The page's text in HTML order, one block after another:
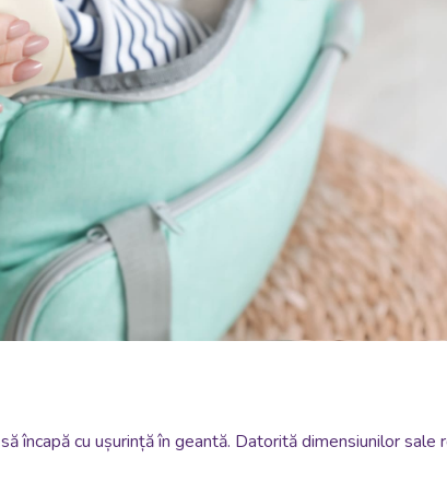
încapă cu ușurință în geantă. Datorită dimensiunilor